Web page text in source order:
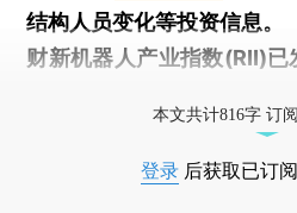
结构人员变化等投资信息。
财新机器人产业指数(RII)已
本文共计816字 订
登录 后获取已订